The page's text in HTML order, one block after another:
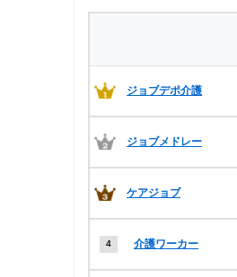
ジョブデポ介護
ジョブメドレー
ケアジョブ
介護ワーカー